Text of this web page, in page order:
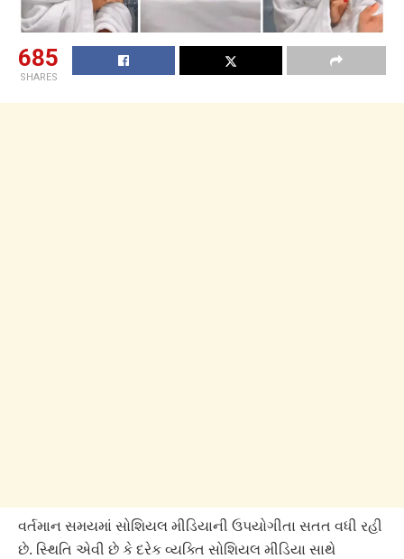
685
SHARES
વર્તમાન સમયમાં સોશિયલ મીડિયાની ઉપયોગીતા સતત વધી રહી
છે. સ્થિતિ એવી છે કે દરેક વ્યક્તિ સોશિયલ મીડિયા સાથે